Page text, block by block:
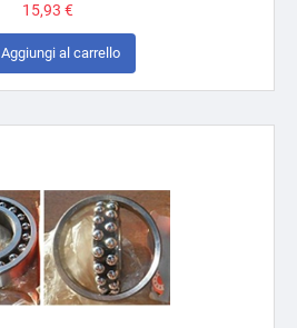
Prezzo
15,93 €
Aggiungi al carrello